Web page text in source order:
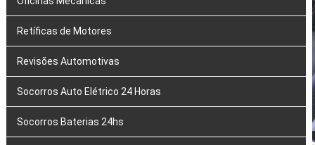
Retíficas de Motores
Revisões Automotivas
Socorros Auto Elétrico 24 Horas
Socorros Baterias 24hs